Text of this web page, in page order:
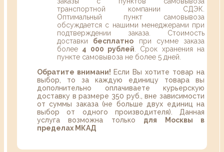
транспортной компании СДЭК.
Оптимальный пункт самовывоза
обсуждается с нашими менеджерами при
подтверждении заказа. Стоимость
доставки бесплатно при сумме заказа
более 4 000 рублей . Срок хранения на
пункте самовывоза не более 5 дней.
Обратите внимани! Если Вы хотите товар на
выбор, то за каждую единицу товара вы
дополнительно оплачиваете курьерскую
доставку в размере 350 руб., вне зависимости
от суммы заказа (не больше двух единиц на
выбор от одного производителя). Данная
услуга возможна только для Москвы в
пределах МКАД